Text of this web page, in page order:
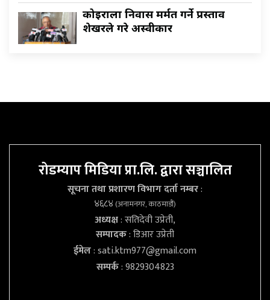
कोइराला निवास मर्मत गर्ने प्रस्ताव
शेखरले गरे अस्वीकार
रोडम्याप मिडिया प्रा.लि. द्वारा सञ्चालित
सूचना तथा प्रशारण विभाग दर्ता नम्बर:
४६८४(अनामनगर, काठमाडौं)
अध्यक्ष: सतिदेवी उप्रेती,
सम्पादक: डिआर उप्रेती
ईमेल:sati.ktm977@gmail.com
सम्पर्क: 9829304823